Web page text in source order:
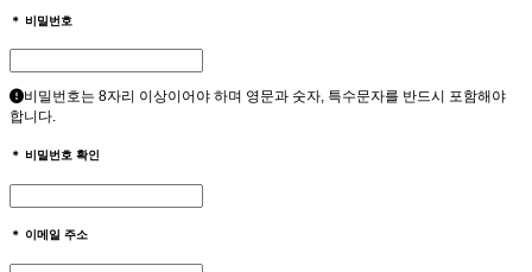
＊ 비밀번호
비밀번호는 8자리 이상이어야 하며 영문과 숫자, 특수문자를 반드시 포함해야
합니다.
＊ 비밀번호 확인
＊ 이메일 주소